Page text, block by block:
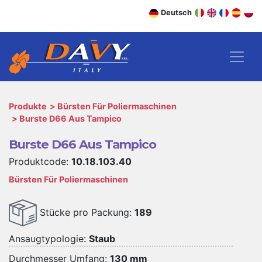
Deutsch
Produkte
Bürsten Für Poliermaschinen
Burste D66 Aus Tampico
Burste D66 Aus Tampico
Produktcode: 10.18.103.40
Bürsten Für Poliermaschinen
Stücke pro Packung: 189
Ansaugtypologie: Staub
Durchmesser Umfang: 130 mm